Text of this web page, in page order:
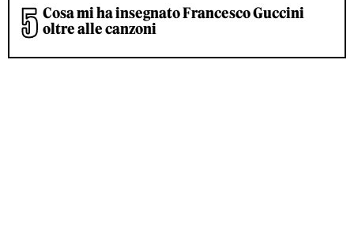
Cosa mi ha insegnato Francesco Guccini
oltre alle canzoni